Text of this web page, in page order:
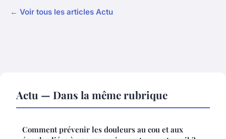
← Voir tous les articles Actu
Actu — Dans la même rubrique
Comment prévenir les douleurs au cou et aux